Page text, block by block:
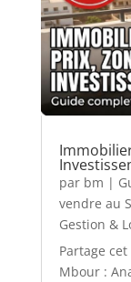
par bm |
vendre au
Gestion &
Partage
Mbour :